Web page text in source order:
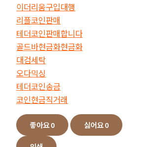
이더리움구입대행
리플코인판매
테더코인판매합니다
골드바현금화현금화
대검세탁
오다믹싱
테더코인송금
코인현금직거래
좋아요0 싫어요0